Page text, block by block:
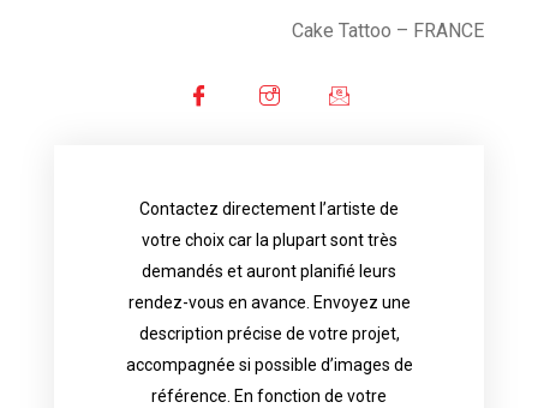
Cake Tattoo – FRANCE
Contactez directement l’artiste de
votre choix car la plupart sont très
demandés et auront planifié leurs
rendez-vous en avance. Envoyez une
description précise de votre projet,
accompagnée si possible d’images de
référence. En fonction de votre
appointments in advance. Send an
accurate description of your project, if
possible attached with reference
images. Depending your request, the
tattoo artist will answer to tell you his